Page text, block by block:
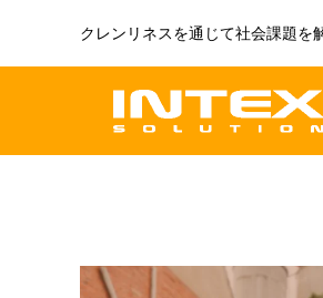
クレンリネスを通じて社会課題を